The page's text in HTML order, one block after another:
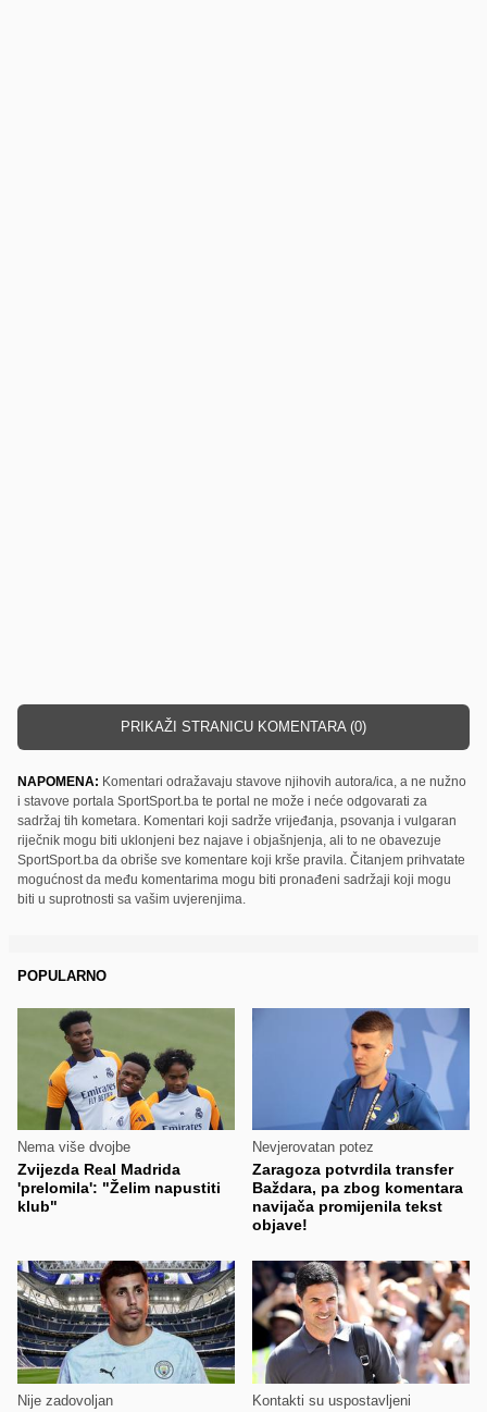
PRIKAŽI STRANICU KOMENTARA (0)
NAPOMENA: Komentari odražavaju stavove njihovih autora/ica, a ne nužno
i stavove portala SportSport.ba te portal ne može i neće odgovarati za
sadržaj tih kometara. Komentari koji sadrže vrijeđanja, psovanja i vulgaran
riječnik mogu biti uklonjeni bez najave i objašnjenja, ali to ne obavezuje
SportSport.ba da obriše sve komentare koji krše pravila. Čitanjem prihvatate
mogućnost da među komentarima mogu biti pronađeni sadržaji koji mogu
biti u suprotnosti sa vašim uvjerenjima.
POPULARNO
Nema više dvojbe
Zvijezda Real Madrida
'prelomila': "Želim napustiti
klub"
Nevjerovatan potez
Zaragoza potvrdila transfer
Baždara, pa zbog komentara
navijača promijenila tekst
objave!
Nije zadovoljan Kontakti su uspostavljeni